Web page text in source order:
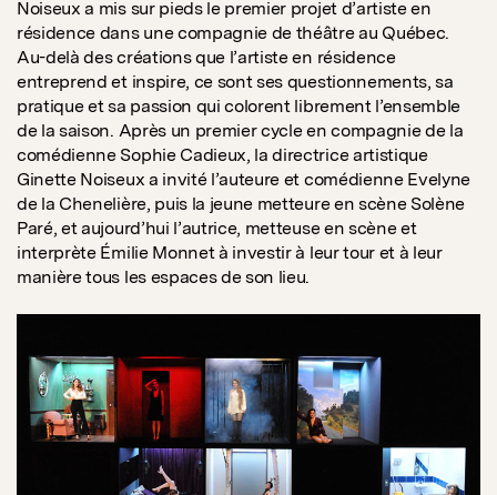
Noiseux a mis sur pieds le premier projet d’artiste en
résidence dans une compagnie de théâtre au Québec.
Au-delà des créations que l’artiste en résidence
entreprend et inspire, ce sont ses questionnements, sa
pratique et sa passion qui colorent librement l’ensemble
de la saison. Après un premier cycle en compagnie de la
comédienne Sophie Cadieux, la directrice artistique
Ginette Noiseux a invité l’auteure et comédienne Evelyne
de la Chenelière, puis la jeune metteure en scène Solène
Paré, et aujourd’hui l’autrice, metteuse en scène et
interprète Émilie Monnet à investir à leur tour et à leur
manière tous les espaces de son lieu.